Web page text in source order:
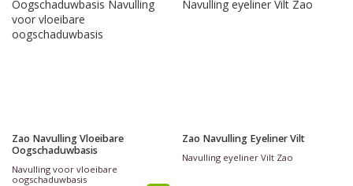
Zao Navulling Vloeibare
Oogschaduwbasis
Navulling voor vloeibare
oogschaduwbasis
Zao Navulling Eyeliner Vilt
Navulling eyeliner Vilt Zao